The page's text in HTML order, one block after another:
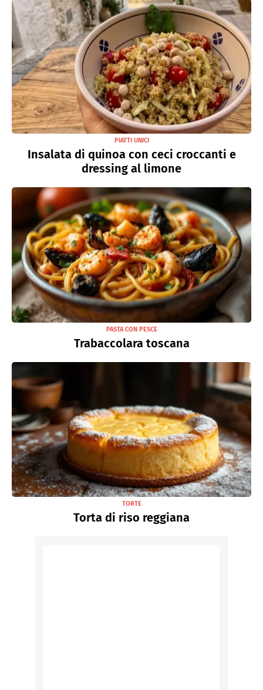
PIATTI UNICI
Insalata di quinoa con ceci croccanti e
dressing al limone
PASTA CON PESCE
Trabaccolara toscana
TORTE
Torta di riso reggiana